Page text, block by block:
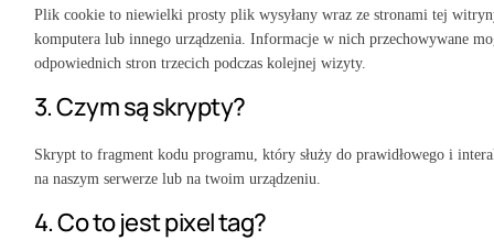
Plik cookie to niewielki prosty plik wysyłany wraz ze stronami tej
komputera lub innego urządzenia. Informacje w nich przechowywane
odpowiednich stron trzecich podczas kolejnej wizyty.
3. Czym są skrypty?
Skrypt to fragment kodu programu, który służy do prawidłowego i
na naszym serwerze lub na twoim urządzeniu.
4. Co to jest pixel tag?